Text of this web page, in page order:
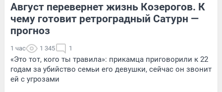
Август перевернет жизнь Козерогов. К
чему готовит ретроградный Сатурн —
прогноз
1 час 1 345 1
«Это тот, кого ты травила»: прикамца приговорили к 22
годам за убийство семьи его девушки, сейчас он звонит
ей с угрозами